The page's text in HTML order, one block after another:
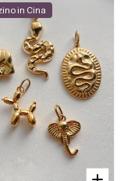
in Cina